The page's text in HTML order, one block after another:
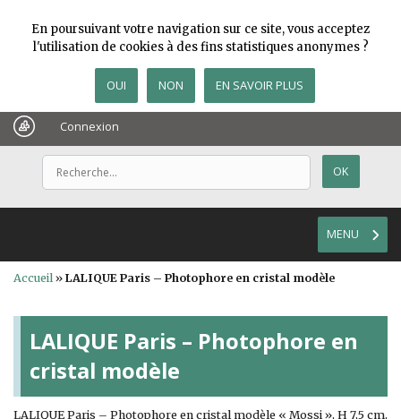
Connexion
MENU
Accueil» LALIQUE Paris – Photophore en cristal modèle
LALIQUE Paris – Photophore en
cristal modèle
LALIQUE Paris – Photophore en cristal modèle « Mossi », H 7,5 cm,
En poursuivant votre navigation sur ce site, vous acceptez
l'utilisation de cookies à des fins statistiques anonymes ?
OUI NON EN SAVOIR PLUS